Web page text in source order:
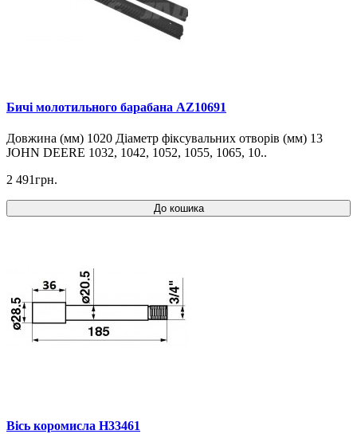
Бичі молотильного барабана AZ10691
Довжина (мм) 1020 Діаметр фіксувальних отворів (мм) 13
JOHN DEERE 1032, 1042, 1052, 1055, 1065, 10..
2 491грн.
До кошика
Вісь коромисла H33461